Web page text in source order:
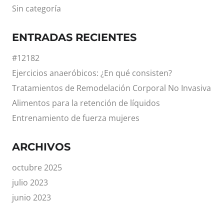
Sin categoría
ENTRADAS RECIENTES
#12182
Ejercicios anaeróbicos: ¿En qué consisten?
Tratamientos de Remodelación Corporal No Invasiva
Alimentos para la retención de líquidos
Entrenamiento de fuerza mujeres
ARCHIVOS
octubre 2025
julio 2023
junio 2023